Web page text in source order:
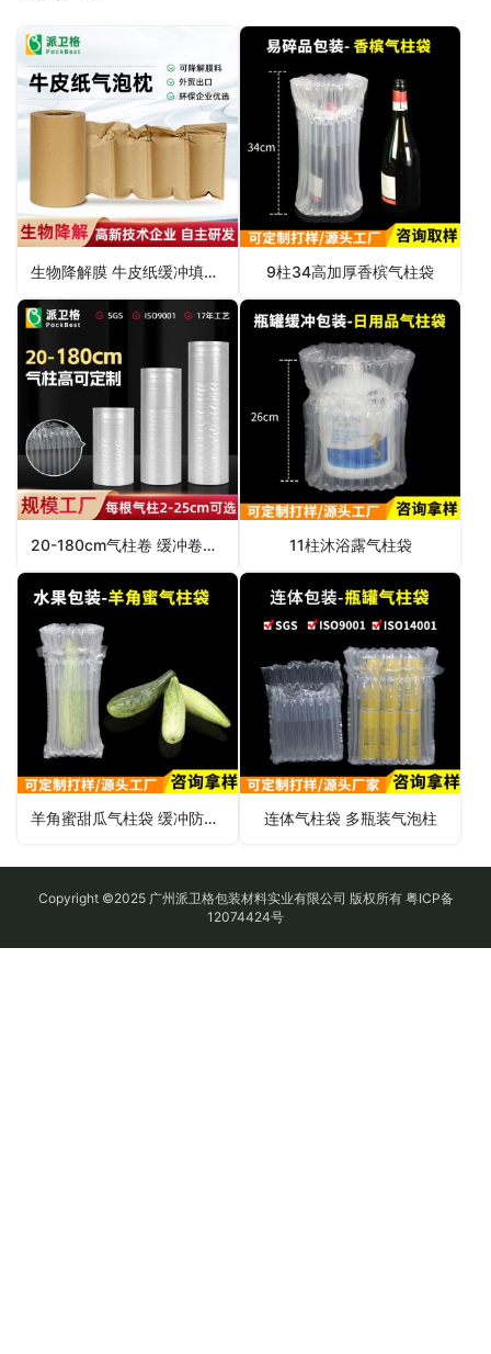
生物降解膜 牛皮纸缓冲填充气泡枕 9柱34高加厚香槟气柱袋
20-180cm气柱卷 缓冲卷材 气泡柱卷材 11柱沐浴露气柱袋
羊角蜜甜瓜气柱袋 缓冲防摔包装 连体气柱袋 多瓶装气泡柱
Copyright ©2025 广州派卫格包装材料实业有限公司 版权所有 粤ICP备
12074424号